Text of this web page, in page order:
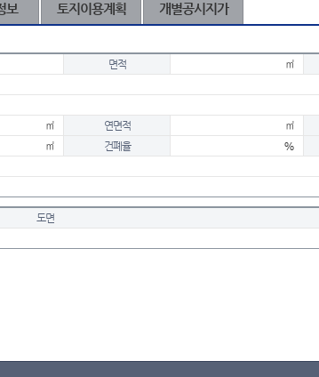
보 토지이용계획 개별공시지가
면적 ㎡
㎡ 연면적 ㎡
㎡ 건폐율 %
도면